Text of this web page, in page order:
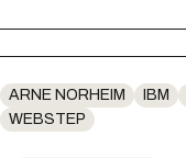
ARNE NORHEIM IBM
WEBSTEP